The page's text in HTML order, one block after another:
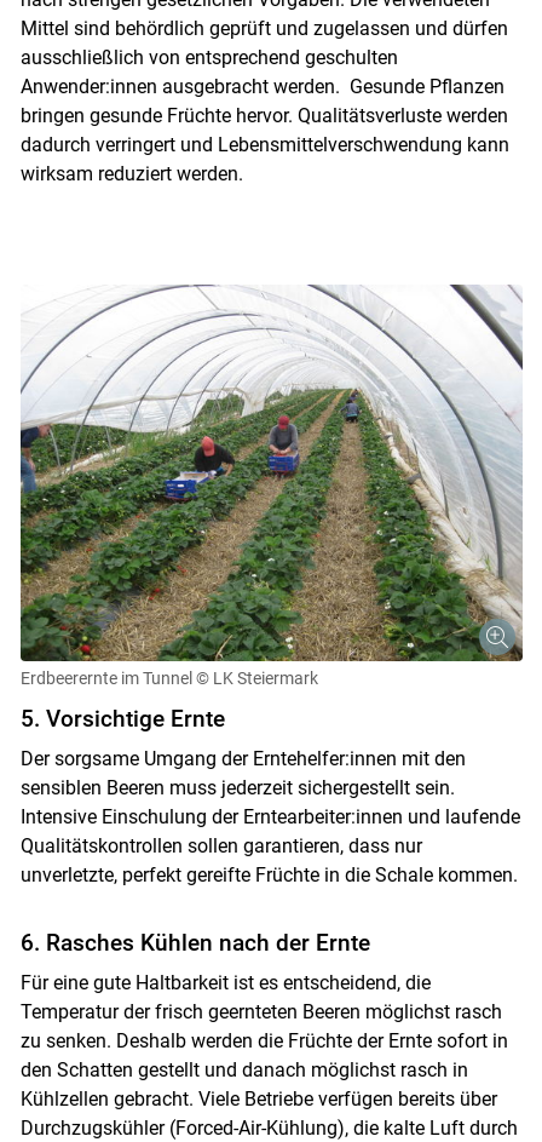
Mittel sind behördlich geprüft und zugelassen und dürfen
ausschließlich von entsprechend geschulten
Anwender:innen ausgebracht werden. Gesunde Pflanzen
bringen gesunde Früchte hervor. Qualitätsverluste werden
dadurch verringert und Lebensmittelverschwendung kann
wirksam reduziert werden.
Erdbeerernte im Tunnel © LK Steiermark
5. Vorsichtige Ernte
Der sorgsame Umgang der Erntehelfer:innen mit den
sensiblen Beeren muss jederzeit sichergestellt sein.
Intensive Einschulung der Erntearbeiter:innen und laufende
Qualitätskontrollen sollen garantieren, dass nur
unverletzte, perfekt gereifte Früchte in die Schale kommen.
6. Rasches Kühlen nach der Ernte
Für eine gute Haltbarkeit ist es entscheidend, die
Temperatur der frisch geernteten Beeren möglichst rasch
zu senken. Deshalb werden die Früchte der Ernte sofort in
den Schatten gestellt und danach möglichst rasch in
Kühlzellen gebracht. Viele Betriebe verfügen bereits über
Durchzugskühler (Forced-Air-Kühlung), die kalte Luft durch